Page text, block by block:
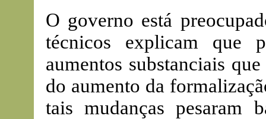
O governo está
técnicos explicam que
aumentos substanciais
do aumento da
tais mudanças pesaram